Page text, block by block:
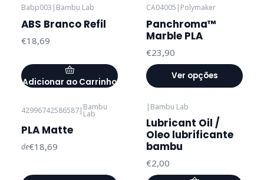
Babp003 | Bambu Lab
ABS Branco Refil
€18,69
Adicionar ao Carrinho
CA04005 | Polymaker
Panchroma™
Marble PLA
€23,90
Ver opções
42996742586587| Bambu
Lab
PLA Matte
de€18,69
| Bambu Lab
Lubricant Oil /
Oleo lubrificante
bambu
€2,00